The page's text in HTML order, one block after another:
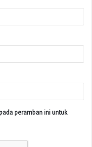
peramban ini untuk